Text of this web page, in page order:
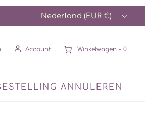
Nederland (EUR €)
Account Winkelwagen - 0
ANNULEREN